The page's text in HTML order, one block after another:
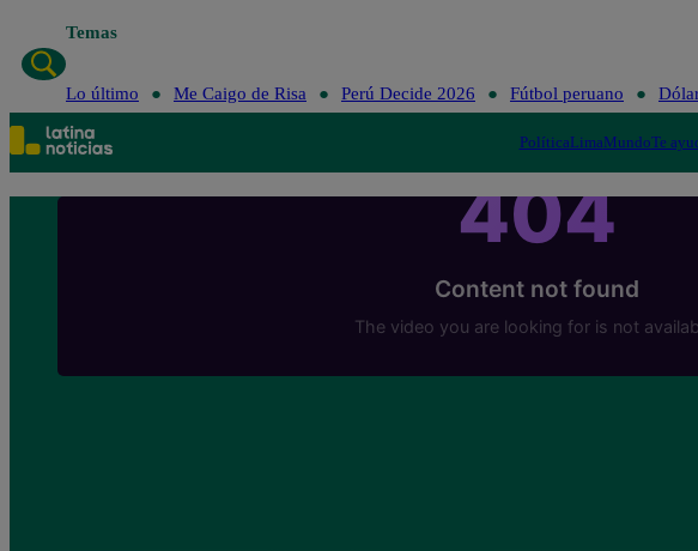
Temas
Lo último Me Caigo de Risa Perú Decide 2026 Fútbol peruano
PolíticaLimaMundoTe